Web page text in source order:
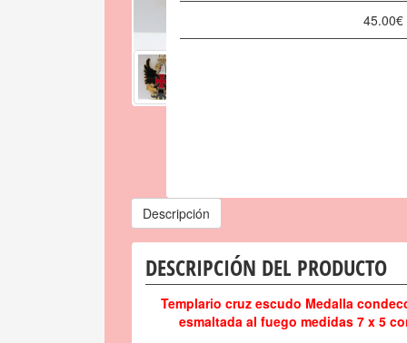
45.00€
Descripción
DESCRIPCIÓN DEL PRODUCTO
Templario cruz escudo Medalla
esmaltada al fuego medidas 7 x 5